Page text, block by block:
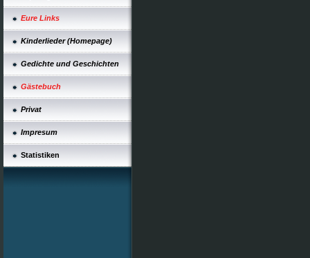
Eure Links
Kinderlieder (Homepage)
Gedichte und Geschichten
Gästebuch
Privat
Impresum
Statistiken